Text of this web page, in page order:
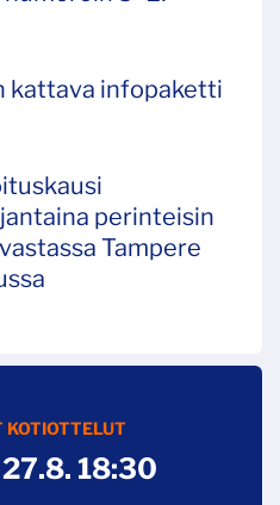
kattava infopaketti
perinteisin
Tampere
KOTIOTTELUT
18:30